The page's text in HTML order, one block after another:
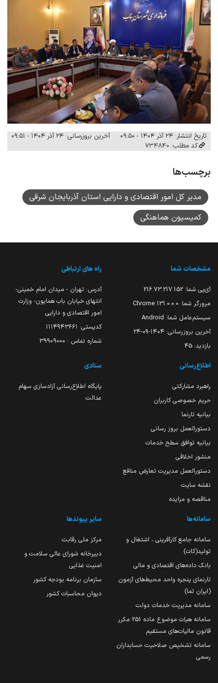
تاریخ انتشار: ۲۴ آذر ۱۴۰۴ - ۰۹:۵۰
آخرین بروزرسانی: ۲۴ آذر ۱۴۰۴ - ۰۹:۵۱
کد مطلب: 734840
برچسب‌ها
مدیر کل امور اقتصادی و دارایی استان آذربایجان شرقی
کمیسیون هماهنگی
مشخصات شما
آی‌پی شما: 216.73.217.152
مرورگر شما: 131.0.0.0 Chrome
سیستم‌عامل شما: Android
آخرین بروزرسانی: ۱۴۰۴-۰۹-۲۴
بازدید: 45
راه های ارتباطی
آدرس: تهران - میدان امام خمینی-
انتهای خیابان باب همایون- وزارت
امور اقتصادی و دارایی
کدپستی: ۱۱۱۴۹۴۳۶۶۱
شماره تماس : 39909000
اطلاع‌رسانی
راهبرد مشارکتی
حریم خصوصی کاربران
بیانیه تارنما
دستورالعمل بروز رسانی
بیانیه توافق سطح خدمات
منشور اخلاقی
دستورالعمل مدیریت تعارض منافع
نقشه سایت
مناقصه و مزایده
ستادی
پایگاه اطلاع‌رسانی آزادسازی سهام
عدالت
سامانه‌ها
سامانه جامع کارآفرینی ، اشتغال و
تولید(کات)
بانک داده‌های اقتصادی و مالی
تارنمای پنجره واحد محیط‌های آزمون
(ایران تما)
سامانه مدیریت خدمات دولت
سامانه هیات موضوع ماده 251 مکرر
قانون مالیات‌های مستقیم
سامانه تشخیص صلاحیت حسابداران
رسمی
سایر پیوندها
مرکز ملی رقابت
دبیرخانه شورای عالی سلامت و
امنیت غذایی
سازمان برنامه بودجه کشور
دیوان محاسبات کشور